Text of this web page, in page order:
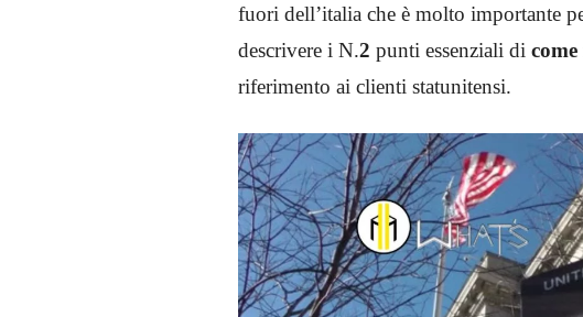
fuori dell’italia che è molto importante
descrivere i N.2 punti essenziali di
riferimento ai clienti statunitensi.